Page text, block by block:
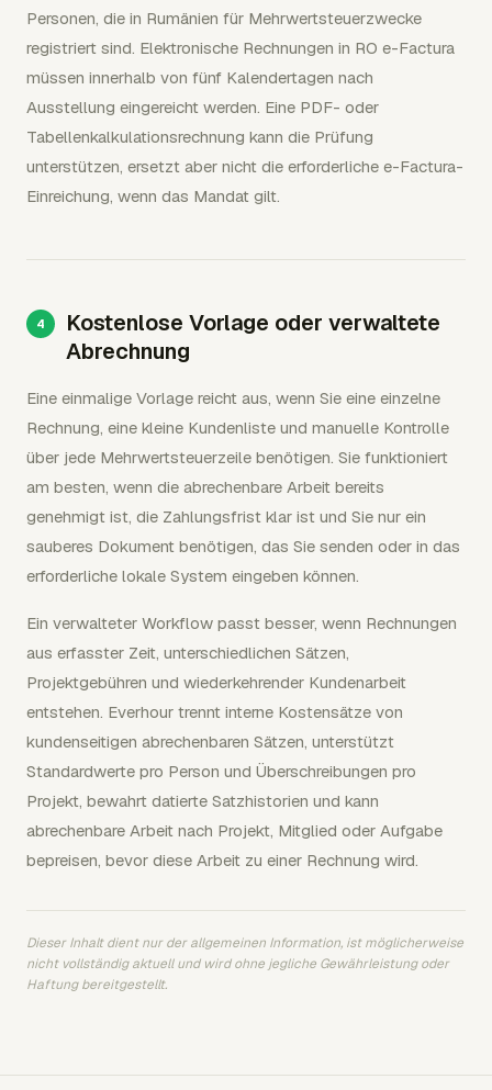
Personen, die in Rumänien für Mehrwertsteuerzwecke
registriert sind. Elektronische Rechnungen in RO e-Factura
müssen innerhalb von fünf Kalendertagen nach
Ausstellung eingereicht werden. Eine PDF- oder
Tabellenkalkulationsrechnung kann die Prüfung
unterstützen, ersetzt aber nicht die erforderliche e-Factura-
Einreichung, wenn das Mandat gilt.
Kostenlose Vorlage oder verwaltete
Abrechnung
Eine einmalige Vorlage reicht aus, wenn Sie eine einzelne
Rechnung, eine kleine Kundenliste und manuelle Kontrolle
über jede Mehrwertsteuerzeile benötigen. Sie funktioniert
am besten, wenn die abrechenbare Arbeit bereits
genehmigt ist, die Zahlungsfrist klar ist und Sie nur ein
sauberes Dokument benötigen, das Sie senden oder in das
erforderliche lokale System eingeben können.
Ein verwalteter Workflow passt besser, wenn Rechnungen
aus erfasster Zeit, unterschiedlichen Sätzen,
Projektgebühren und wiederkehrender Kundenarbeit
entstehen. Everhour trennt interne Kostensätze von
kundenseitigen abrechenbaren Sätzen, unterstützt
Standardwerte pro Person und Überschreibungen pro
Projekt, bewahrt datierte Satzhistorien und kann
abrechenbare Arbeit nach Projekt, Mitglied oder Aufgabe
bepreisen, bevor diese Arbeit zu einer Rechnung wird.
Dieser Inhalt dient nur der allgemeinen Information, ist möglicherweise
nicht vollständig aktuell und wird ohne jegliche Gewährleistung oder
Haftung bereitgestellt.